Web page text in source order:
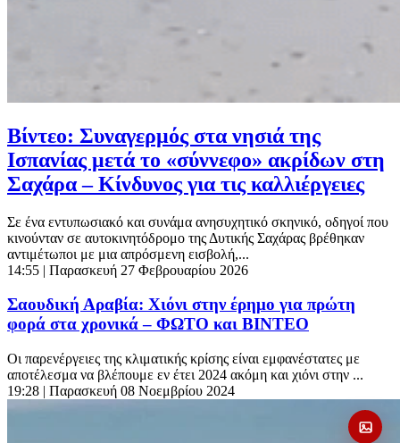
Βίντεο: Συναγερμός στα νησιά της
Ισπανίας μετά το «σύννεφο» ακρίδων στη
Σαχάρα – Κίνδυνος για τις καλλιέργειες
Σε ένα εντυπωσιακό και συνάμα ανησυχητικό σκηνικό, οδηγοί που
κινούνταν σε αυτοκινητόδρομο της Δυτικής Σαχάρας βρέθηκαν
αντιμέτωποι με μια απρόσμενη εισβολή,...
14:55 | Παρασκευή 27 Φεβρουαρίου 2026
Σαουδική Αραβία: Χιόνι στην έρημο για πρώτη
φορά στα χρονικά – ΦΩΤΟ και ΒΙΝΤΕΟ
Οι παρενέργειες της κλιματικής κρίσης είναι εμφανέστατες με
αποτέλεσμα να βλέπουμε εν έτει 2024 ακόμη και χιόνι στην ...
19:28 | Παρασκευή 08 Νοεμβρίου 2024